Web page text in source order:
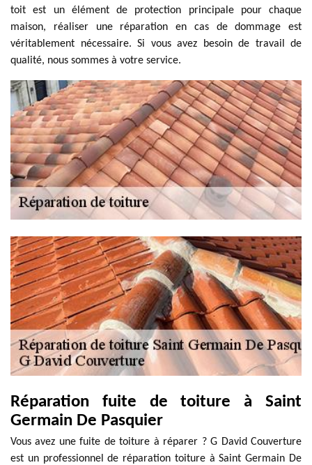
toit est un élément de protection principale pour chaque
maison, réaliser une réparation en cas de dommage est
véritablement nécessaire. Si vous avez besoin de travail de
qualité, nous sommes à votre service.
Réparation fuite de toiture à Saint
Germain De Pasquier
Vous avez une fuite de toiture à réparer ? G David Couverture
est un professionnel de réparation toiture à Saint Germain De